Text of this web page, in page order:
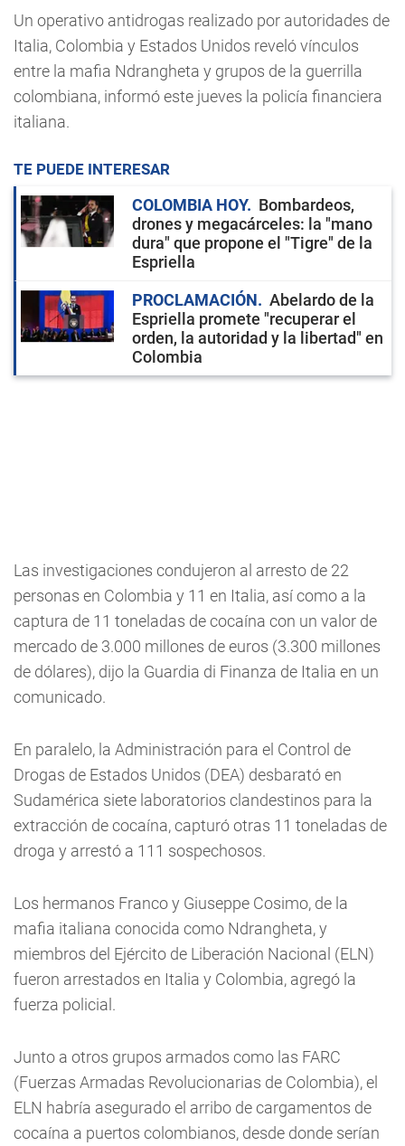
Un operativo antidrogas realizado por autoridades de
Italia, Colombia y Estados Unidos reveló vínculos
entre la mafia Ndrangheta y grupos de la guerrilla
colombiana, informó este jueves la policía financiera
italiana.
TE PUEDE INTERESAR
COLOMBIA HOY
Bombardeos,
drones y megacárceles: la "mano
dura" que propone el "Tigre" de la
Espriella
PROCLAMACIÓN
Abelardo de la
Espriella promete "recuperar el
orden, la autoridad y la libertad" en
Colombia
Las investigaciones condujeron al arresto de 22
personas en Colombia y 11 en Italia, así como a la
captura de 11 toneladas de cocaína con un valor de
mercado de 3.000 millones de euros (3.300 millones
de dólares), dijo la Guardia di Finanza de Italia en un
comunicado.
En paralelo, la Administración para el Control de
Drogas de Estados Unidos (DEA) desbarató en
Sudamérica siete laboratorios clandestinos para la
extracción de cocaína, capturó otras 11 toneladas de
droga y arrestó a 111 sospechosos.
Los hermanos Franco y Giuseppe Cosimo, de la
mafia italiana conocida como Ndrangheta, y
miembros del Ejército de Liberación Nacional (ELN)
fueron arrestados en Italia y Colombia, agregó la
fuerza policial.
Junto a otros grupos armados como las FARC
(Fuerzas Armadas Revolucionarias de Colombia), el
ELN habría asegurado el arribo de cargamentos de
cocaína a puertos colombianos, desde donde serían